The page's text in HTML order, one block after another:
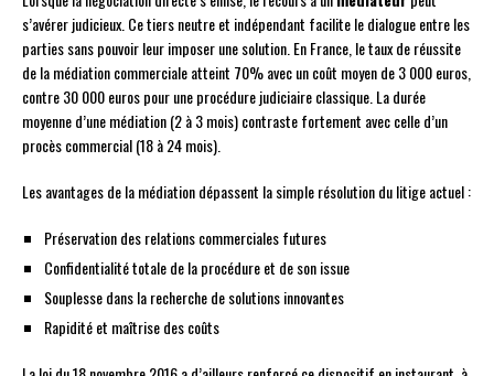
s’avérer judicieux. Ce tiers neutre et indépendant facilite le dialogue entre les
parties sans pouvoir leur imposer une solution. En France, le taux de réussite
de la médiation commerciale atteint 70% avec un coût moyen de 3 000 euros,
contre 30 000 euros pour une procédure judiciaire classique. La durée
moyenne d’une médiation (2 à 3 mois) contraste fortement avec celle d’un
procès commercial (18 à 24 mois).
Les avantages de la médiation dépassent la simple résolution du litige actuel :
Préservation des relations commerciales futures
Confidentialité totale de la procédure et de son issue
Souplesse dans la recherche de solutions innovantes
Rapidité et maîtrise des coûts